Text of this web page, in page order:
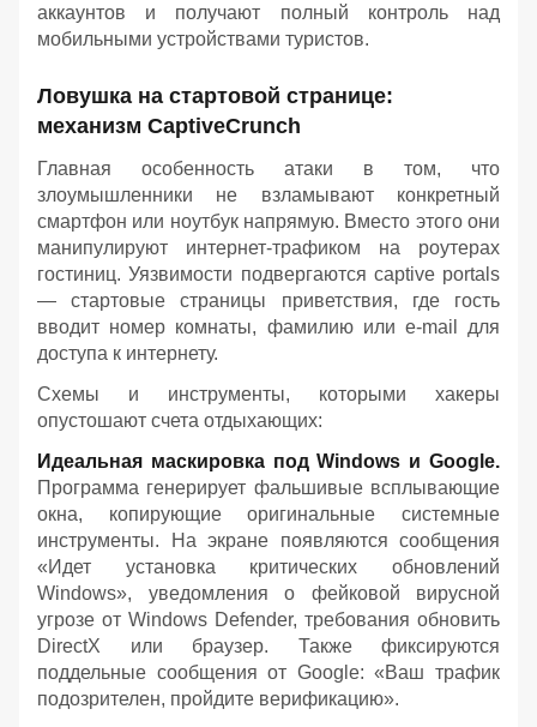
аккаунтов и получают полный контроль над
мобильными устройствами туристов.
Ловушка на стартовой странице:
механизм CaptiveCrunch
Главная особенность атаки в том, что
злоумышленники не взламывают конкретный
смартфон или ноутбук напрямую. Вместо этого они
манипулируют интернет-трафиком на роутерах
гостиниц. Уязвимости подвергаются captive portals
— стартовые страницы приветствия, где гость
вводит номер комнаты, фамилию или e-mail для
доступа к интернету.
Схемы и инструменты, которыми хакеры
опустошают счета отдыхающих:
Идеальная маскировка под Windows и Google.
Программа генерирует фальшивые всплывающие
окна, копирующие оригинальные системные
инструменты. На экране появляются сообщения
«Идет установка критических обновлений
Windows», уведомления о фейковой вирусной
угрозе от Windows Defender, требования обновить
DirectX или браузер. Также фиксируются
поддельные сообщения от Google: «Ваш трафик
подозрителен, пройдите верификацию».